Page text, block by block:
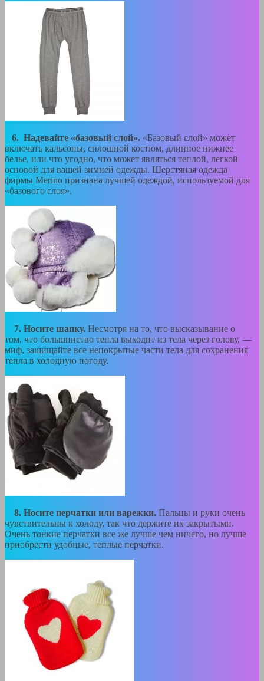
6. Надевайте «базовый слой». «Базовый слой» может
включать кальсоны, сплошной костюм, длинное нижнее
белье, или что угодно, что может являться теплой, легкой
основой для вашей зимней одежды. Шерстяная одежда
фирмы Merino признана лучшей одеждой, используемой для
«базового слоя».
7. Носите шапку. Несмотря на то, что высказывание о
том, что большинство тепла выходит из тела через голову, —
миф, защищайте все непокрытые части тела для сохранения
тепла в холодную погоду.
8. Носите перчатки или варежки. Пальцы и руки очень
чувствительны к холоду, так что держите их закрытыми.
Очень тонкие перчатки все же лучше чем ничего, но лучше
приобрести удобные, теплые перчатки.